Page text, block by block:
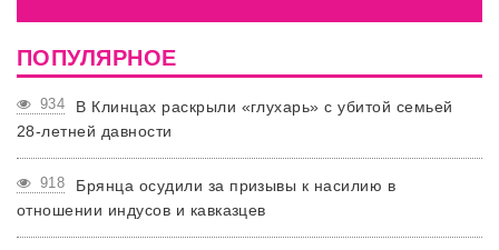
ПОПУЛЯРНОЕ
934
В Клинцах раскрыли «глухарь» с убитой семьей
28-летней давности
918
Брянца осудили за призывы к насилию в
отношении индусов и кавказцев